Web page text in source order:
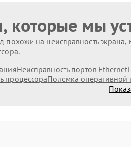
которые мы
на неисправность
Неисправность портов Ethernet
процессораПоломка оперативной